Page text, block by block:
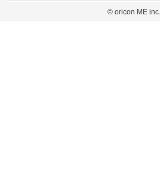
弊社の見解・ 意見ではないことをご理解いただいた上
このサイトでは Cookie を使用して、ユーザーに合わ
© oricon ME inc.